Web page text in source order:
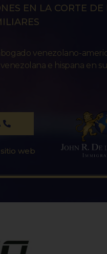
EN LA CORTE
venezolano-
e hispana en
web